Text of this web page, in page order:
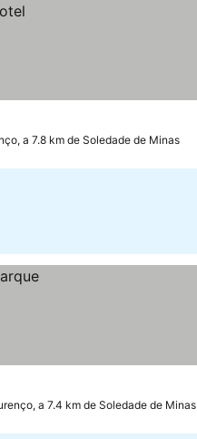
a 7.8 km de Soledade de Minas
a 7.4 km de Soledade de Minas